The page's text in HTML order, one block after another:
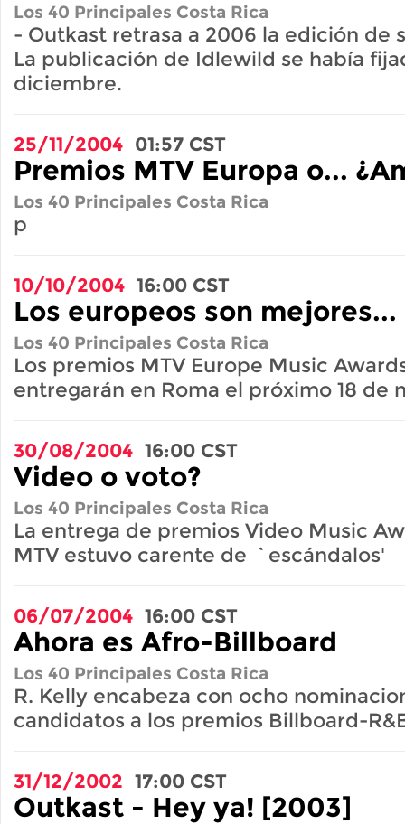
Los 40 Principales Costa Rica
- Outkast retrasa a 2006 la edición de
La publicación de Idlewild se había
diciembre.
25/11/2004 01:57 CST
Premios MTV Europa o...
Los 40 Principales Costa Rica
p
10/10/2004 16:00 CST
Los europeos son mejores...
Los 40 Principales Costa Rica
Los premios MTV Europe Music
entregarán en Roma el próximo 18 de
30/08/2004 16:00 CST
Video o voto?
Los 40 Principales Costa Rica
La entrega de premios Video Music
MTV estuvo carente de `escándalos'
06/07/2004 16:00 CST
Ahora es Afro-Billboard
Los 40 Principales Costa Rica
R. Kelly encabeza con ocho
candidatos a los premios Billboard-
31/12/2002 17:00 CST
Outkast - Hey ya! [2003]